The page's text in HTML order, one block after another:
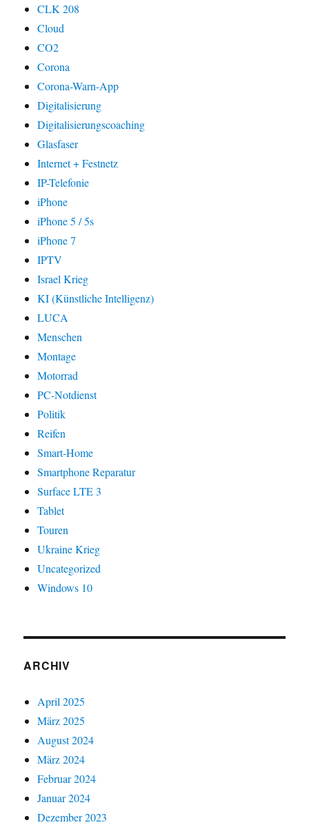
CLK 208
Cloud
CO2
Corona
Corona-Warn-App
Digitalisierung
Digitalisierungscoaching
Glasfaser
Internet + Festnetz
IP-Telefonie
iPhone
iPhone 5 / 5s
iPhone 7
IPTV
Israel Krieg
KI (Künstliche Intelligenz)
LUCA
Menschen
Montage
Motorrad
PC-Notdienst
Politik
Reifen
Smart-Home
Smartphone Reparatur
Surface LTE 3
Tablet
Touren
Ukraine Krieg
Uncategorized
Windows 10
ARCHIV
April 2025
März 2025
August 2024
März 2024
Februar 2024
Januar 2024
Dezember 2023